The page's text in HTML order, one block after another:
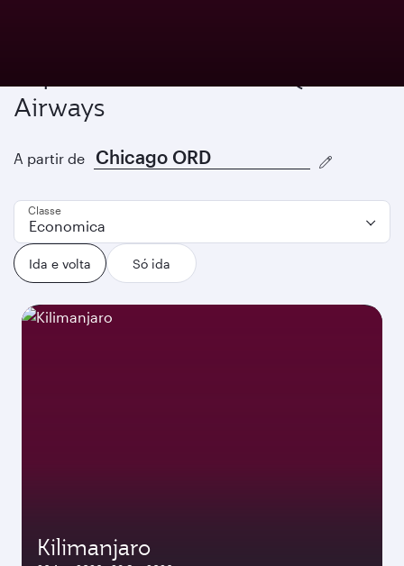
Airways
A partir de
Ida e volta Só ida
Classe
Economica
Kilimanjaro